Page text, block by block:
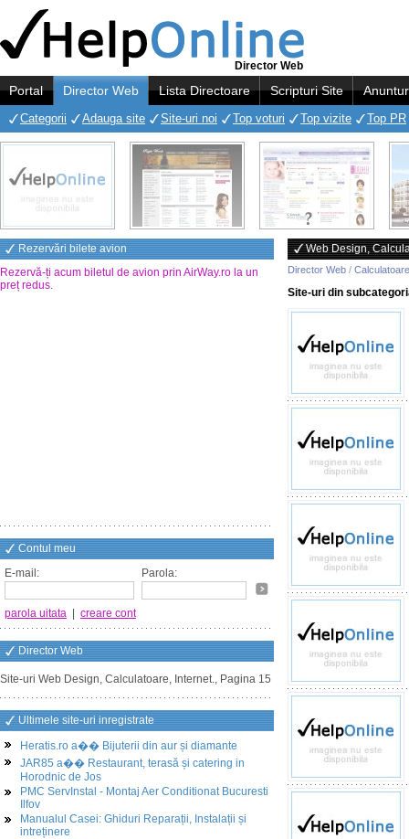
Director Web
Portal Director Web Lista Directoare Scripturi Site
Categorii Adauga site Site-uri noi Top voturi Top vizite Top PR
Rezervări bilete avion
Rezervă-ți acum biletul de avion prin AirWay.ro la un
preț redus.
Contul meu
E-mail:
Parola:
parola uitata creare cont
Director Web
Site-uri Web Design, Calculatoare, Internet., Pagina 15
Ultimele site-uri inregistrate
Heratis.ro a�� Bijuterii din aur și diamante
JAR85 a�� Restaurant, terasă și catering in
Horodnic de Jos
PMC ServInstal - Montaj Aer Conditionat Bucuresti
Ilfov
Manualul Casei: Ghiduri Reparații, Instalații și
intreținere
Web Design,
Director Web /
Site-uri din